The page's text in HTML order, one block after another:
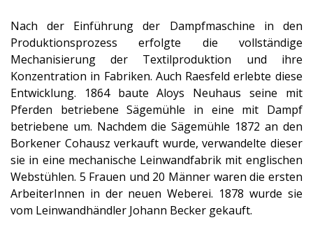
Nach der Einführung der Dampfmaschine in den
Produktionsprozess erfolgte die vollständige
Mechanisierung der Textilproduktion und ihre
Konzentration in Fabriken. Auch Raesfeld erlebte diese
Entwicklung. 1864 baute Aloys Neuhaus seine mit
Pferden betriebene Sägemühle in eine mit Dampf
betriebene um. Nachdem die Sägemühle 1872 an den
Borkener Cohausz verkauft wurde, verwandelte dieser
sie in eine mechanische Leinwandfabrik mit englischen
Webstühlen. 5 Frauen und 20 Männer waren die ersten
ArbeiterInnen in der neuen Weberei. 1878 wurde sie
vom Leinwandhändler Johann Becker gekauft.